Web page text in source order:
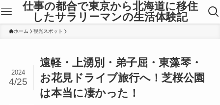
仕事の都合で東京から北海道に移住
したサラリーマンの生活体験記
ホーム 観光スポット
遠軽・上湧別・弟子屈・東藻琴・
お花見ドライブ旅行へ！芝桜公園
は本当に凄かった！
2024
4/25